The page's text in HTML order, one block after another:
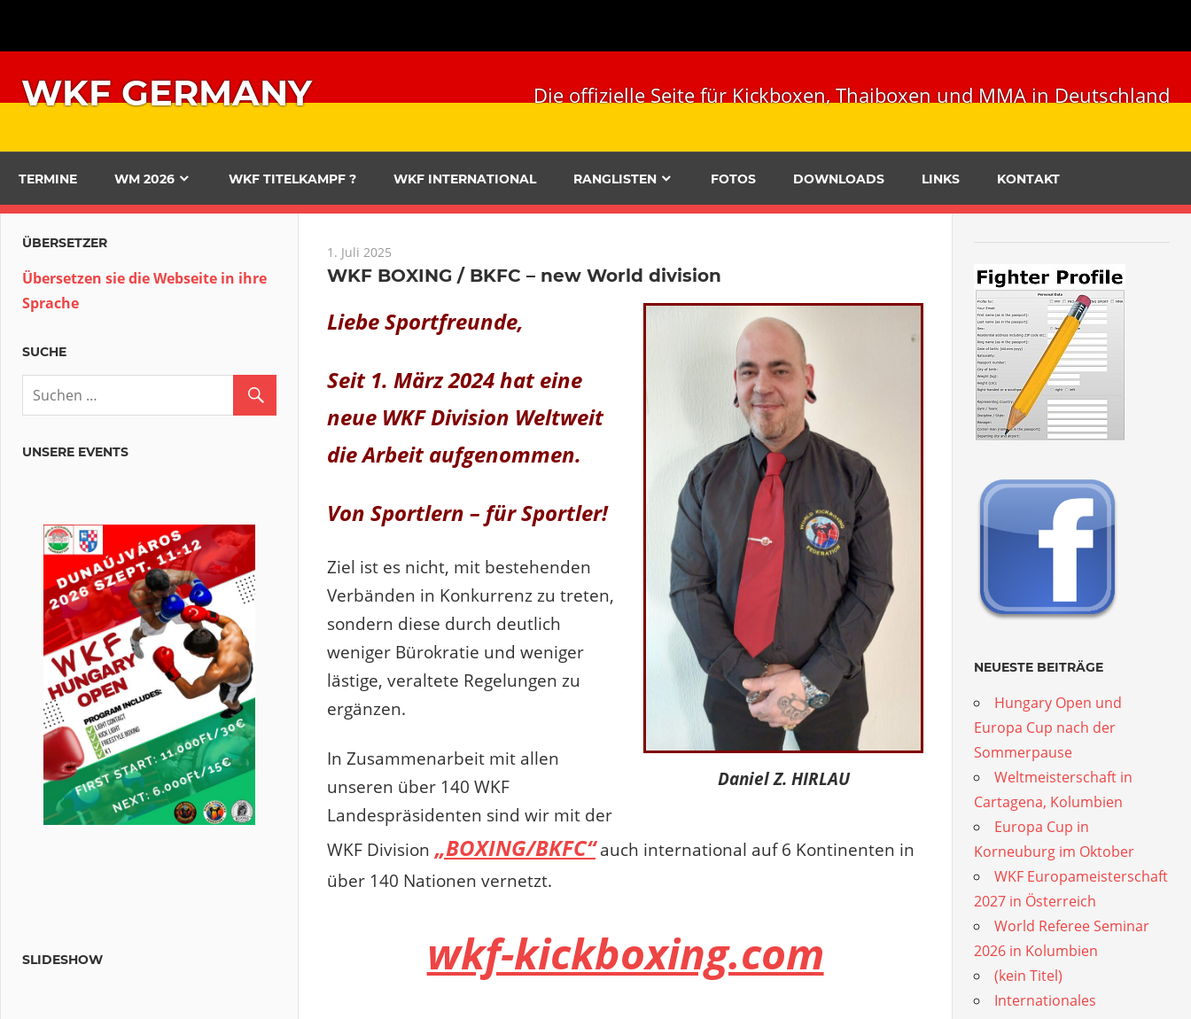
WKF GERMANY Die offizielle Seite für Kickboxen, Thaiboxen und MMA in Deutschland
TERMINE WM 2026 WKF TITELKAMPF ? WKF INTERNATIONAL RANGLISTEN FOTOS DOWNLOADS LINKS KONTAKT
1. Juli 2025
WKF BOXING / BKFC – new World division
Daniel Z. HIRLAU
Liebe Sportfreunde,
Seit 1. März 2024 hat eine
neue WKF Division Weltweit
die Arbeit aufgenommen.
Von Sportlern – für Sportler!
Ziel ist es nicht, mit bestehenden
Verbänden in Konkurrenz zu treten,
sondern diese durch deutlich
weniger Bürokratie und weniger
lästige, veraltete Regelungen zu
ergänzen.
In Zusammenarbeit mit allen
unseren über 140 WKF
Landespräsidenten sind wir mit der
WKF Division „BOXING/BKFC“auch international auf 6 Kontinenten in
über 140 Nationen vernetzt.
wkf-kickboxing.com
ÜBERSETZER
Übersetzen sie die Webseite in ihre
Sprache
SUCHE
UNSERE EVENTS
SLIDESHOW
NEUESTE BEITRÄGE
Hungary Open und
Europa Cup nach der
Sommerpause
Weltmeisterschaft in
Cartagena, Kolumbien
Europa Cup in
Korneuburg im Oktober
WKF Europameisterschaft
2027 in Österreich
World Referee Seminar
2026 in Kolumbien
(kein Titel)
Internationales